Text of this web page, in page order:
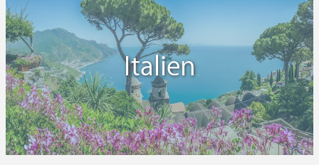
Italien